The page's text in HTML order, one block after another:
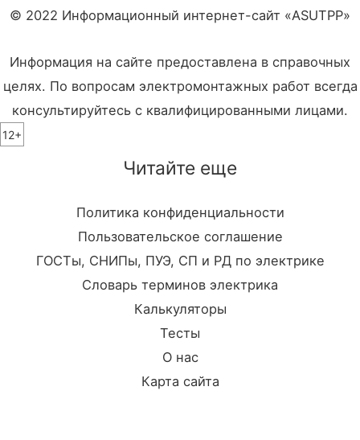
© 2022 Информационный интернет-сайт «ASUTPP»
Информация на сайте предоставлена в справочных
целях. По вопросам электромонтажных работ всегда
консультируйтесь с квалифицированными лицами.
12+
Читайте еще
Политика конфиденциальности
Пользовательское соглашение
ГОСТы, СНИПы, ПУЭ, СП и РД по электрике
Словарь терминов электрика
Калькуляторы
Тесты
О нас
Карта сайта